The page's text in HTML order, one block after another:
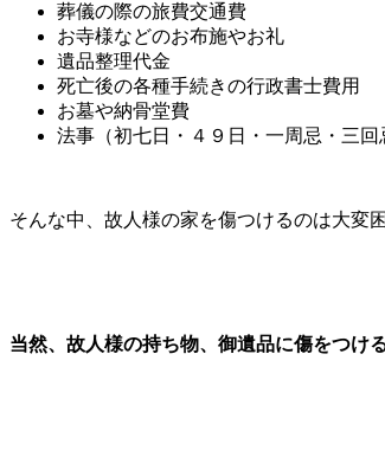
葬儀の際の旅費交通費
お寺様などのお布施やお礼
遺品整理代金
死亡後の各種手続きの行政書士費用
お墓や納骨堂費
法事（初七日・４９日・一周忌・三
そんな中、故人様の家を傷つけるのは大変
当然、故人様の持ち物、御遺品に傷をつけ